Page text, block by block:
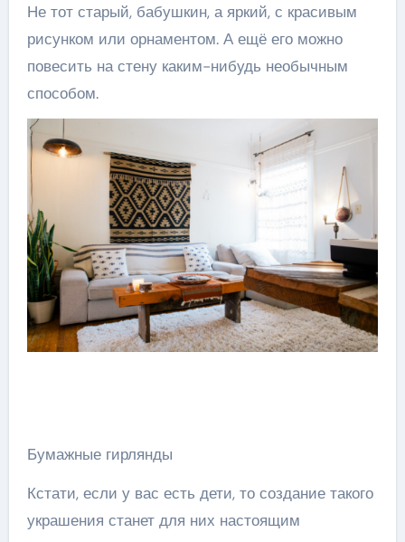
Не тот старый, бабушкин, а яркий, с красивым
рисунком или орнаментом. А ещё его можно
повесить на стену каким-нибудь необычным
способом.
Бумажные гирлянды
Кстати, если у вас есть дети, то создание такого
украшения станет для них настоящим